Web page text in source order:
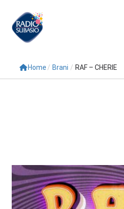
Cerca
Programmi
Conduttori
Repliche
Home / Brani / RAF – CHERIE